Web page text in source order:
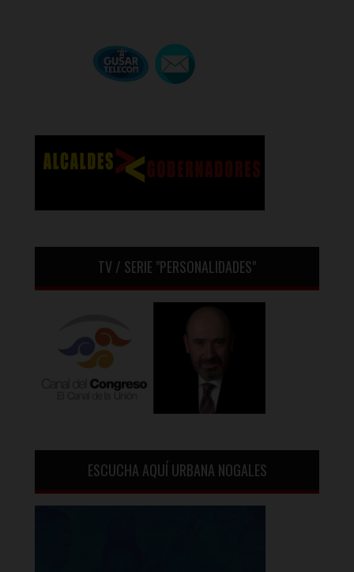
TV / SERIE "PERSONALIDADES"
ESCUCHA AQUÍ URBANA NOGALES